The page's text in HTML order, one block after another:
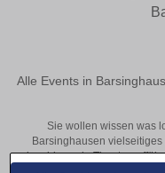
Alle Events in
Sie wollen wissen was
Barsinghausen
inspirierende